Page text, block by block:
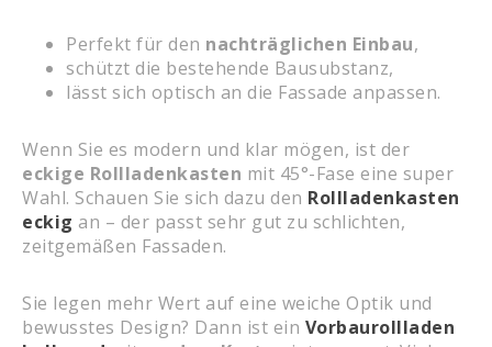
Perfekt für den nachträglichen Einbau,
schützt die bestehende Bausubstanz,
lässt sich optisch an die Fassade anpassen.
Wenn Sie es modern und klar mögen, ist der
eckige Rollladenkasten mit 45°-Fase eine super
Wahl. Schauen Sie sich dazu den Rollladenkasten
eckig an – der passt sehr gut zu schlichten,
zeitgemäßen Fassaden.
Sie legen mehr Wert auf eine weiche Optik und
bewusstes Design? Dann ist ein Vorbaurollladen